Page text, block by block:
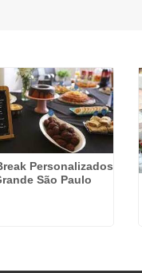
Personalizados
São Paulo